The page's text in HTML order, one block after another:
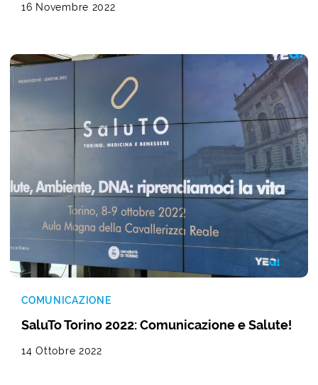
16 Novembre 2022
COMUNICAZIONE
SaluTo Torino 2022: Comunicazione e Salute!
14 Ottobre 2022